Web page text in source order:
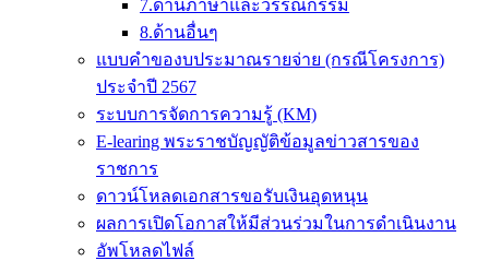
7.ด้านภาษาและวรรณกรรม
8.ด้านอื่นๆ
แบบคำของบประมาณรายจ่าย (กรณีโครงการ)
ประจำปี 2567
ระบบการจัดการความรู้ (KM)
E-learing พระราชบัญญัติข้อมูลข่าวสารของ
ราชการ
ดาวน์โหลดเอกสารขอรับเงินอุดหนุน
ผลการเปิดโอกาสให้มีส่วนร่วมในการดำเนินงาน
อัพโหลดไฟล์